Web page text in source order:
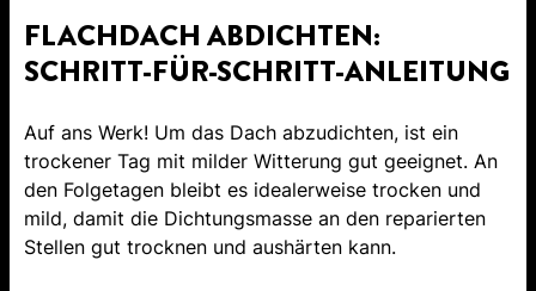
FLACHDACH ABDICHTEN:
SCHRITT-FÜR-SCHRITT-ANLEITUNG
Auf ans Werk! Um das Dach abzudichten, ist ein
trockener Tag mit milder Witterung gut geeignet. An
den Folgetagen bleibt es idealerweise trocken und
mild, damit die Dichtungsmasse an den reparierten
Stellen gut trocknen und aushärten kann.